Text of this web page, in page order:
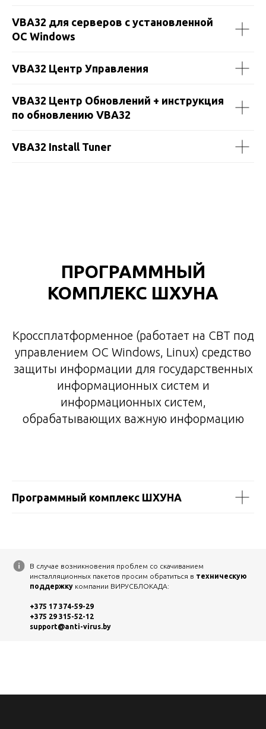
VBA32 для серверов с установленной
ОС Windows
VBA32 Центр Управления
VBA32 Центр Обновлений + инструкция
по обновлению VBA32
VBA32 Install Tuner
ПРОГРАММНЫЙ
КОМПЛЕКС ШХУНА
Кроссплатформенное (работает на СВТ под
управлением ОС Windows, Linux) средство
защиты информации для государственных
информационных систем и
информационных систем,
обрабатывающих важную информацию
Программный комплекс ШХУНА
В случае возникновения проблем со скачиванием
инсталляционных пакетов просим обратиться в техническую
поддержку компании ВИРУСБЛОКАДА:
+375 17 374-59-29
+375 29 315-52-12
support@anti-virus.by